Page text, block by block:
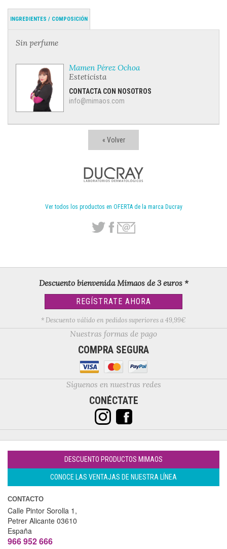
« Volver
Ver todos los productos en OFERTA de la marca Ducray
INGREDIENTES / COMPOSICIÓN
Sin perfume
Mamen Pérez Ochoa
Esteticista
CONTACTA CON NOSOTROS
info@mimaos.com
Descuento bienvenida Mimaos de 3 euros *
REGÍSTRATE AHORA
* Descuento válido en pedidos superiores a 49,99€
Nuestras formas de pago
COMPRA SEGURA
Síguenos en nuestras redes
CONÉCTATE
DESCUENTO PRODUCTOS MIMAOS
CONOCE LAS VENTAJAS DE NUESTRA LÍNEA
CONTACTO
Calle Pintor Sorolla 1,
Petrer Alicante 03610
España
966 952 666